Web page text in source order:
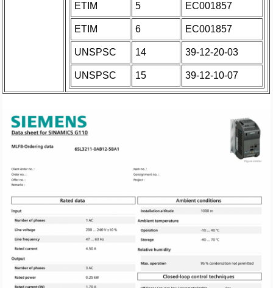
ETIM 5 EC001857
ETIM 6 EC001857
UNSPSC 14 39-12-20-03
UNSPSC 15 39-12-10-07